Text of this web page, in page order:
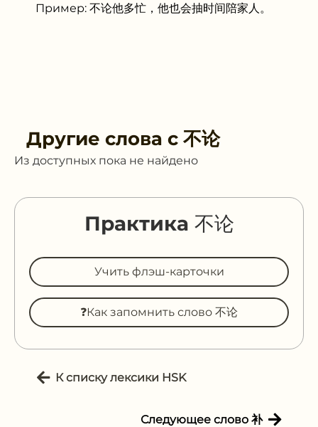
Пример: 不论他多忙，他也会抽时间陪家人。
Другие слова с 不论
Из доступных пока не найдено
Практика 不论
Учить флэш-карточки
❓Как запомнить слово 不论
К списку лексики HSK
Следующее слово 补